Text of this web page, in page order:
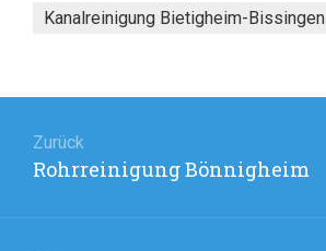
Kanalreinigung Bietigheim-Bissingen
Zurück
Vorheriger
Rohrreinigung Bönnigheim